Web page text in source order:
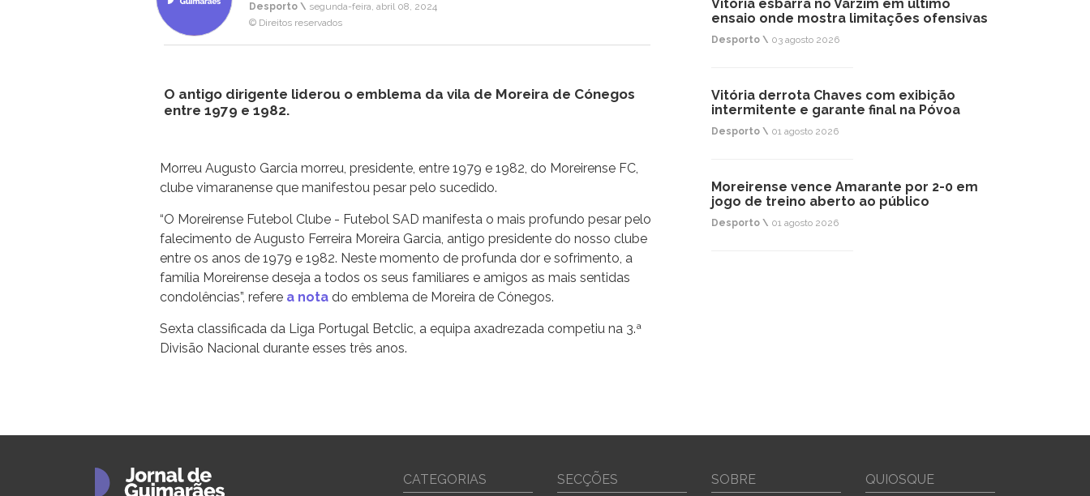
Desporto \ segunda-feira, abril 08, 2024
© Direitos reservados
O antigo dirigente liderou o emblema da vila de Moreira de Cónegos
entre 1979 e 1982.
Morreu Augusto Garcia morreu, presidente, entre 1979 e 1982, do Moreirense FC,
clube vimaranense que manifestou pesar pelo sucedido.
“O Moreirense Futebol Clube - Futebol SAD manifesta o mais profundo pesar pelo
falecimento de Augusto Ferreira Moreira Garcia, antigo presidente do nosso clube
entre os anos de 1979 e 1982. Neste momento de profunda dor e sofrimento, a
família Moreirense deseja a todos os seus familiares e amigos as mais sentidas
condolências”, refere a nota do emblema de Moreira de Cónegos.
Sexta classificada da Liga Portugal Betclic, a equipa axadrezada competiu na 3.ª
Divisão Nacional durante esses três anos.
Vitória esbarra no Varzim em último
ensaio onde mostra limitações ofensivas
Desporto \ 03 agosto 2026
Vitória derrota Chaves com exibição
intermitente e garante final na Póvoa
Desporto \ 01 agosto 2026
Moreirense vence Amarante por 2-0 em
jogo de treino aberto ao público
Desporto \ 01 agosto 2026
CATEGORIAS SECÇÕES SOBRE QUIOSQUE